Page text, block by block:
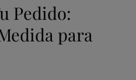
Pedido:
para